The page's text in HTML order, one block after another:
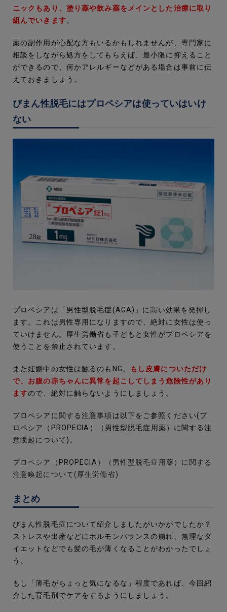
ニックもあり、塗り薬や飲み薬をメインとした治療に取り
組んでいきます。
薬の副作用が心配な方もいるかもしれませんが、専門家に
相談をしながら処方をしてもらえば、最小限に抑えること
ができるので、何かアレルギーなどがある場合は事前に伝
えておきましょう。
びまん性脱毛にはプロペシアは使っていはいけ
ない
プロペシアは「男性型脱毛症(AGA)」に高い効果を発揮し
ます。これは男性専用になりますので、絶対に女性は使っ
ていけません。厚生労働省も子どもと女性がプロペシアを
使うことを禁止されています。
また妊娠中の女性は触るのもNG。
もし皮膚についただけ
で、お腹の赤ちゃんに異常を起こしてしまう危険性があり
ますので、絶対に触らないようにしましょう。
プロペシアに関する注意事項は以下をご参照ください(プ
ロペシア（PROPECIA）（男性型脱毛症用薬）に関する注
意喚起について)。
プロペシア（PROPECIA）（男性型脱毛症用薬）に関する
注意喚起について(厚生労働省)
まとめ
びまん性脱毛症について紹介しましたがいかがでしたか？
ストレスや出産などにホルモンバランスの崩れ、無理なダ
イエットなどでも髪の毛が薄くなることがわかったでしょ
う。
もし「薄毛がちょっと気になるな」程度であれば、今回紹
介した育毛剤でケアをするようにしましょう。